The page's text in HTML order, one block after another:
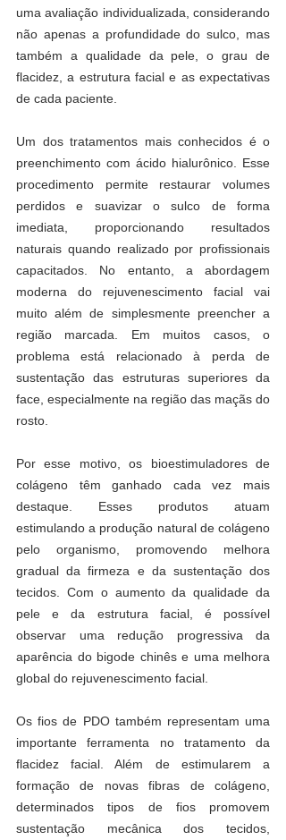
uma avaliação individualizada, considerando
não apenas a profundidade do sulco, mas
também a qualidade da pele, o grau de
flacidez, a estrutura facial e as expectativas
de cada paciente.
Um dos tratamentos mais conhecidos é o
preenchimento com ácido hialurônico. Esse
procedimento permite restaurar volumes
perdidos e suavizar o sulco de forma
imediata, proporcionando resultados
naturais quando realizado por profissionais
capacitados. No entanto, a abordagem
moderna do rejuvenescimento facial vai
muito além de simplesmente preencher a
região marcada. Em muitos casos, o
problema está relacionado à perda de
sustentação das estruturas superiores da
face, especialmente na região das maçãs do
rosto.
Por esse motivo, os bioestimuladores de
colágeno têm ganhado cada vez mais
destaque. Esses produtos atuam
estimulando a produção natural de colágeno
pelo organismo, promovendo melhora
gradual da firmeza e da sustentação dos
tecidos. Com o aumento da qualidade da
pele e da estrutura facial, é possível
observar uma redução progressiva da
aparência do bigode chinês e uma melhora
global do rejuvenescimento facial.
Os fios de PDO também representam uma
importante ferramenta no tratamento da
flacidez facial. Além de estimularem a
formação de novas fibras de colágeno,
determinados tipos de fios promovem
sustentação mecânica dos tecidos,